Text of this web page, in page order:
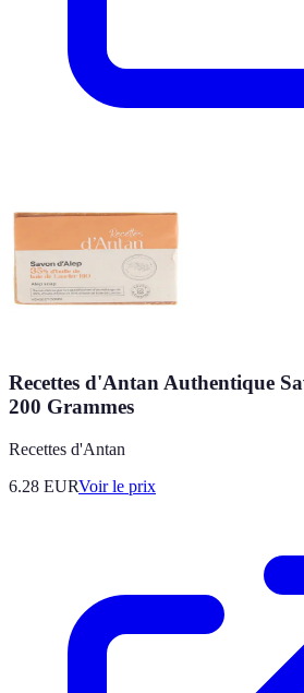
Recettes d'Antan Authentique
200 Grammes
Recettes d'Antan
6.28 EURVoir le prix